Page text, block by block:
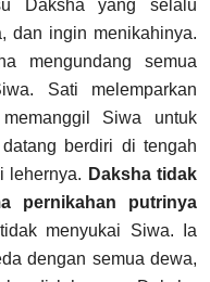
Daksha yang selalu
dan ingin menikahinya.
mengundang semua
Sati melemparkan
Siwa untuk
berdiri di tengah
lehernya. Daksha tidak
pernikahan putrinya
menyukai Siwa. Ia
dengan semua dewa,